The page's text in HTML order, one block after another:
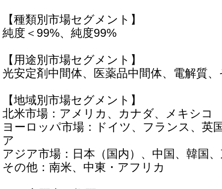
【種類別市場セグメント】
純度＜99%、純度99%
【用途別市場セグメント】
光安定剤中間体、医薬品中間体、電解質
【地域別市場セグメント】
北米市場：アメリカ、カナダ、メキシコ
ヨーロッパ市場：ドイツ、フランス、英
ア
アジア市場：日本（国内）、中国、韓国
その他：南米、中東・アフリカ